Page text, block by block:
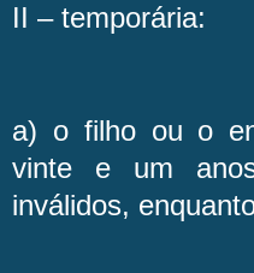
II – temporária:
a) o filho ou o
vinte e um
inválidos,